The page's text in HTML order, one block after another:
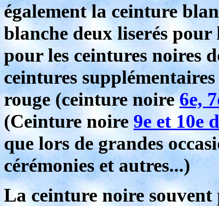
également la ceinture
blanche deux liserés pour
pour les ceintures noires
ceintures
rouge (ceinture noire6e,
(Ceinture noire 9e et 10e
que lors de grandes
cérémonies et autres...)
La ceinture noire